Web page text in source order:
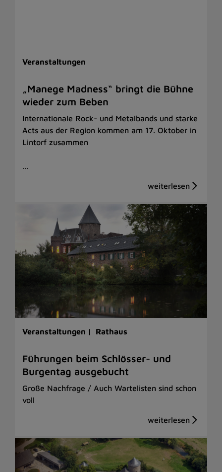
Veranstaltungen
„Manege Madness“ bringt die Bühne
wieder zum Beben
Internationale Rock- und Metalbands und starke
Acts aus der Region kommen am 17. Oktober in
Lintorf zusammen
…
Veranstaltungen | Rathaus
Führungen beim Schlösser- und
Burgentag ausgebucht
Große Nachfrage / Auch Wartelisten sind schon
voll